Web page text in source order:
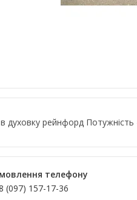
духовку рейнфорд Потужність
телефону
(097) 157-17-36